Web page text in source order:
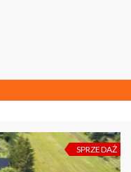
SPRZEDAŻ